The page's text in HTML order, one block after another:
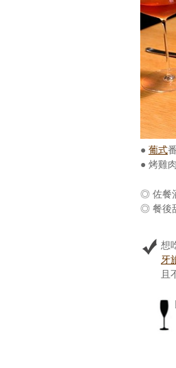
● 葡式
● 烤雞
◎ 佐餐
◎ 餐後
想
牙
且